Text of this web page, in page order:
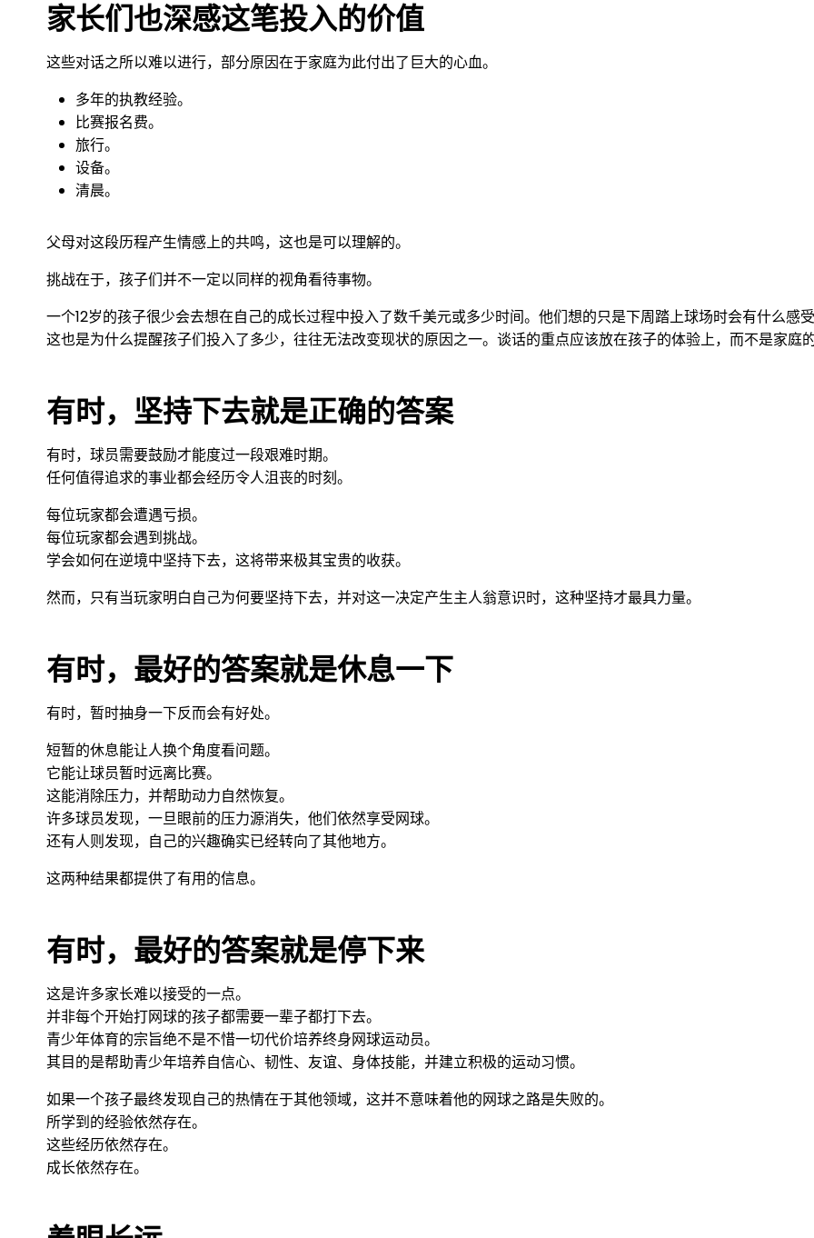
家长们也深感这笔投入的价值
这些对话之所以难以进行，部分原因在于家庭为此付出了巨大的心血。
多年的执教经验。
比赛报名费。
旅行。
设备。
清晨。
父母对这段历程产生情感上的共鸣，这也是可以理解的。
挑战在于，孩子们并不一定以同样的视角看待事物。
一个12岁的孩子很少会去想在自己的成长过程中投入了数千美元或多少时间。他们想的只是下周踏上球场时会有什么感受
这也是为什么提醒孩子们投入了多少，往往无法改变现状的原因之一。谈话的重点应该放在孩子的体验上，而不是家庭的
有时，坚持下去就是正确的答案
有时，球员需要鼓励才能度过一段艰难时期。
任何值得追求的事业都会经历令人沮丧的时刻。
每位玩家都会遭遇亏损。
每位玩家都会遇到挑战。
学会如何在逆境中坚持下去，这将带来极其宝贵的收获。
然而，只有当玩家明白自己为何要坚持下去，并对这一决定产生主人翁意识时，这种坚持才最具力量。
有时，最好的答案就是休息一下
有时，暂时抽身一下反而会有好处。
短暂的休息能让人换个角度看问题。
它能让球员暂时远离比赛。
这能消除压力，并帮助动力自然恢复。
许多球员发现，一旦眼前的压力源消失，他们依然享受网球。
还有人则发现，自己的兴趣确实已经转向了其他地方。
这两种结果都提供了有用的信息。
有时，最好的答案就是停下来
这是许多家长难以接受的一点。
并非每个开始打网球的孩子都需要一辈子都打下去。
青少年体育的宗旨绝不是不惜一切代价培养终身网球运动员。
其目的是帮助青少年培养自信心、韧性、友谊、身体技能，并建立积极的运动习惯。
如果一个孩子最终发现自己的热情在于其他领域，这并不意味着他的网球之路是失败的。
所学到的经验依然存在。
这些经历依然存在。
成长依然存在。